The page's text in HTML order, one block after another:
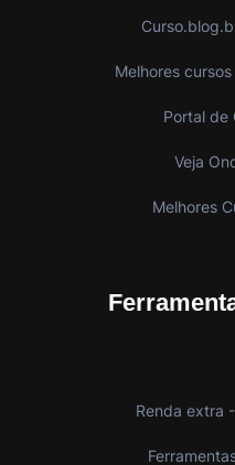
Melhores
Portal de
Veja
Melhores
Renda extra